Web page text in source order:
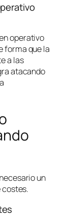
operativo
forma que la
a las
atacando
un